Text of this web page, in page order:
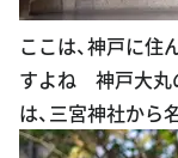
ここは、神戸に住
すよね 神戸大丸
は、三宮神社から